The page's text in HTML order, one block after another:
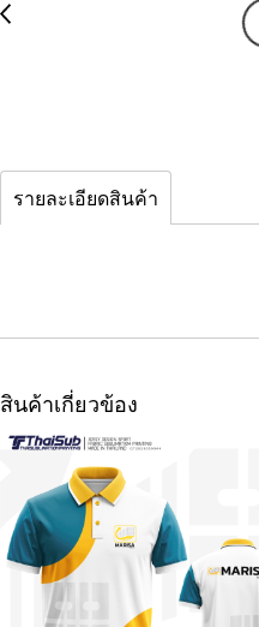
รายละเอียดสินค้า
สินค้าเกี่ยวข้อง